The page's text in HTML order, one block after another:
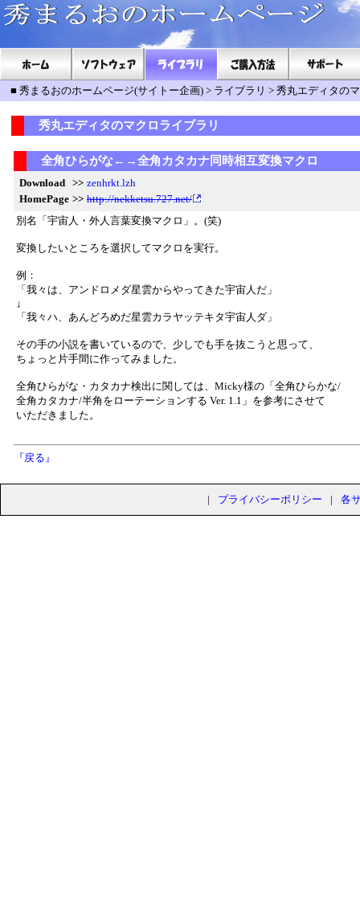
■ 秀まるおのホームページ(サイトー企画) > ライブラリ > 秀丸エディタの
秀丸エディタのマクロライブラリ
全角ひらがな←→全角カタカナ同時相互変換マクロ
Download >> zenhrkt.lzh
HomePage >> http://nekketsu.727.net/
別名「宇宙人・外人言葉変換マクロ」。(笑)
変換したいところを選択してマクロを実行。
例：
「我々は、アンドロメダ星雲からやってきた宇宙人だ」
↓
「我々ハ、あんどろめだ星雲カラヤッテキタ宇宙人ダ」
その手の小説を書いているので、少しでも手を抜こうと思って、
ちょっと片手間に作ってみました。
全角ひらがな・カタカナ検出に関しては、Micky様の「全角ひらかな/
全角カタカナ/半角をローテーションする Ver. 1.1」を参考にさせて
いただきました。
『戻る』
| プライバシーポリシー | 各